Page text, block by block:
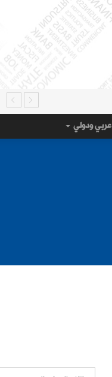
عربي ودولي